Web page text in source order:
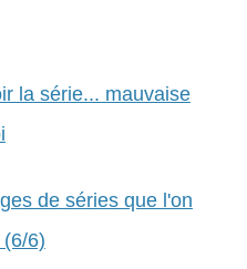
la série... mauvaise
de séries que l'on
6)